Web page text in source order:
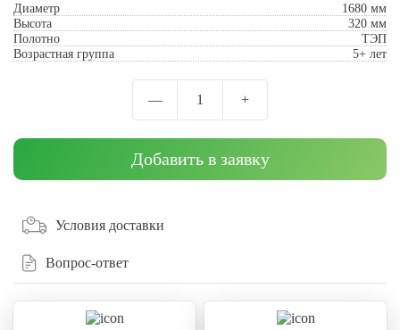
Диаметр
1680 мм
Высота
320 мм
Полотно
ТЭП
Возрастная группа
5+ лет
— 1 +
Добавить в заявку
Условия доставки
Вопрос-ответ
Подтверждаю свое согласие сОбработкой
персональных данных
Отправить